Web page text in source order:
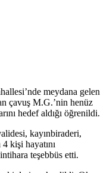
meydana gelen
çavuş M.G.’nin henüz
hedef aldığı öğrenildi.
kayınbiraderi,
4 kişi hayatını
teşebbüs etti.